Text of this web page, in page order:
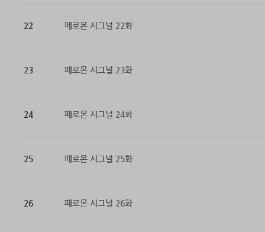
22 페로몬 시그널 22화
23 페로몬 시그널 23화
24 페로몬 시그널 24화
25 페로몬 시그널 25화
26 페로몬 시그널 26화